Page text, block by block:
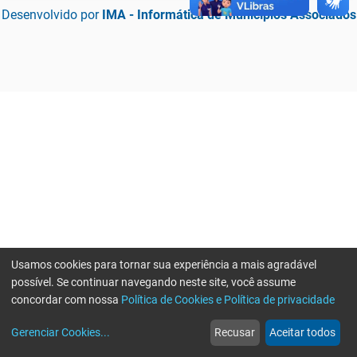
Desenvolvido por IMA - Informática de Municípios Associados
web
Notícias
more_horiz
Mais
Usamos cookies para tornar sua experiência a mais agradável
possível. Se continuar navegando neste site, você assume
concordar com nossa Política de Cookies e Política de privacidade
Gerenciar Cookies... Recusar Aceitar todos
Erro ao enviar informações, por favor tente novamente